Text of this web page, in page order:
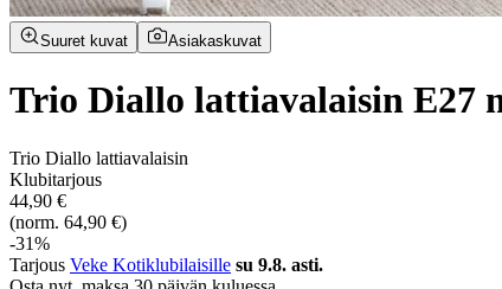
Suuret kuvat Asiakaskuvat
Trio Diallo lattiavalaisin E27
Trio Diallo lattiavalaisin
Klubitarjous
44,90 €
(norm. 64,90 €)
-31%
Tarjous Veke Kotiklubilaisille su 9.8. asti.